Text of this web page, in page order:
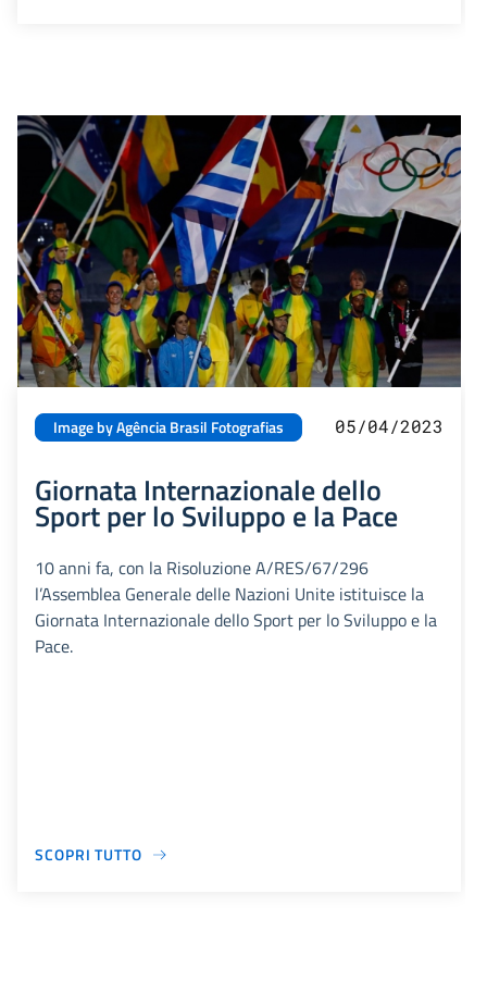
Image by Agência Brasil Fotografias 05/04/2023
Giornata Internazionale dello
Sport per lo Sviluppo e la Pace
10 anni fa, con la Risoluzione A/RES/67/296
l’Assemblea Generale delle Nazioni Unite istituisce la
Giornata Internazionale dello Sport per lo Sviluppo e la
Pace.
SCOPRI TUTTO